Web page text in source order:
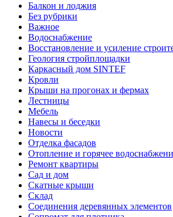
Балкон и лоджия
Без рубрики
Важное
Водоснабжение
Восстановление и усиление
Геология стройплощадки
Каркасный дом SINTEF
Кровли
Крыши на прогонах и фермах
Лестницы
Мебель
Навесы и беседки
Новости
Отделка фасадов
Отопление и горячее
Ремонт квартиры
Сад и дом
Скатные крыши
Склад
Соединения деревянных элементов